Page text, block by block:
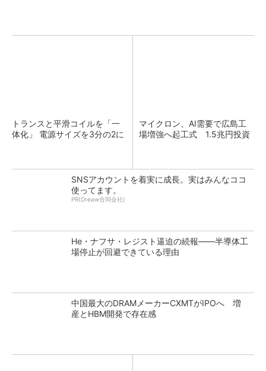
トランスと平滑コイルを「一
体化」 電源サイズを3分の2に
マイクロン、AI需要で広島工
場増強へ起工式 1.5兆円投資
SNSアカウントを着実に成長。実はみんなココ
使ってます。
PR(Dreaw合同会社)
He・ナフサ・レジスト逼迫の続報――半導体工
場停止が回避できている理由
中国最大のDRAMメーカーCXMTがIPOへ 増
産とHBM開発で存在感